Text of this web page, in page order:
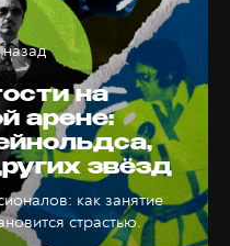
на
арене:
звёзд
как занятие
страстью.